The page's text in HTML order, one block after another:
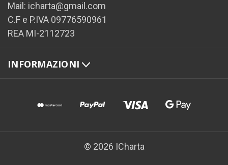
Mail: icharta@gmail.com
C.F e P.IVA 09776590961
REA MI-2112723
INFORMAZIONI
© 2026 ICharta